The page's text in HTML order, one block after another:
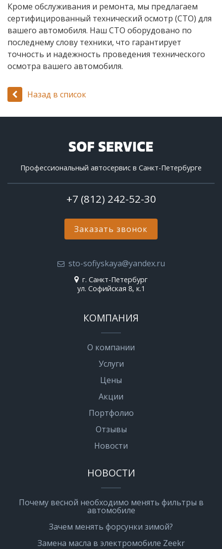
Кроме обслуживания и ремонта, мы предлагаем
сертифицированный технический осмотр (СТО) для
вашего автомобиля. Наш СТО оборудовано по
последнему слову техники, что гарантирует
точность и надежность проведения технического
осмотра вашего автомобиля.
Назад в список
Профессиональный автосервис в Санкт-Петербурге
+7 (812) 242-52-30
Заказать звонок
sto-sofiyskaya@yandex.ru
г. Санкт-Петербург
ул. Софийская 8, к.1
КОМПАНИЯ
О компании
Услуги
Цены
Акции
Портфолио
Отзывы
Новости
НОВОСТИ
Почему весной необходимо менять фильтры в
автомобиле
Зачем менять форсунки зимой?
Замена масла в электромобиле Zeekr